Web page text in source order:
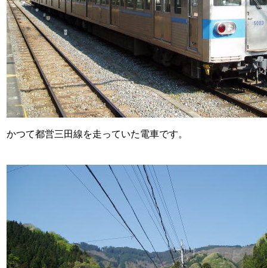
かつて都営三田線を走っていた電車です。